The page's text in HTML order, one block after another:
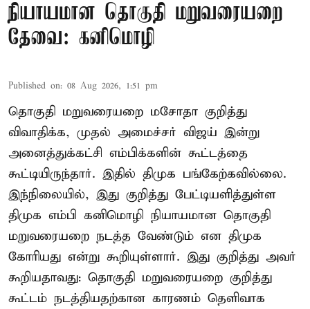
நியாயமான தொகுதி மறுவரையறை
தேவை: கனிமொழி
Published on: 08 Aug 2026, 1:51 pm
தொகுதி மறுவரையறை மசோதா குறித்து
விவாதிக்க, முதல் அமைச்சர் விஜய் இன்று
அனைத்துக்கட்சி எம்பிக்களின் கூட்டத்தை
கூட்டியிருந்தார். இதில் திமுக பங்கேற்கவில்லை.
இந்நிலையில், இது குறித்து பேட்டியளித்துள்ள
திமுக எம்பி கனிமொழி நியாயமான தொகுதி
மறுவரையறை நடத்த வேண்டும் என திமுக
கோரியது என்று கூறியுள்ளார். இது குறித்து அவர்
கூறியதாவது: தொகுதி மறுவரையறை குறித்து
கூட்டம் நடத்தியதற்கான காரணம் தெளிவாக